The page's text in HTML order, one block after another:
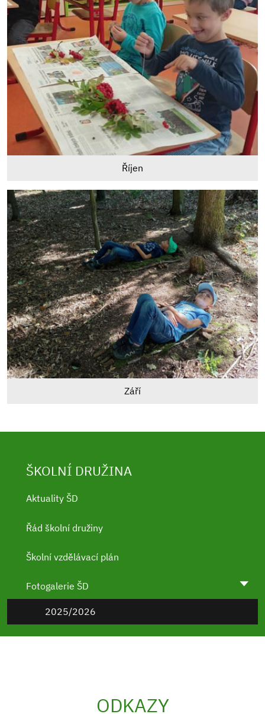
Říjen
Září
ŠKOLNÍ DRUŽINA
Aktuality ŠD
Řád školní družiny
Školní vzdělávací plán
Fotogalerie ŠD
2025/2026
ODKAZY